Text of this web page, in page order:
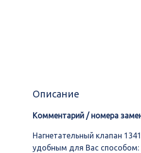
Описание
Комментарий / номера
Нагнетательный клапан
удобным для Вас способом: